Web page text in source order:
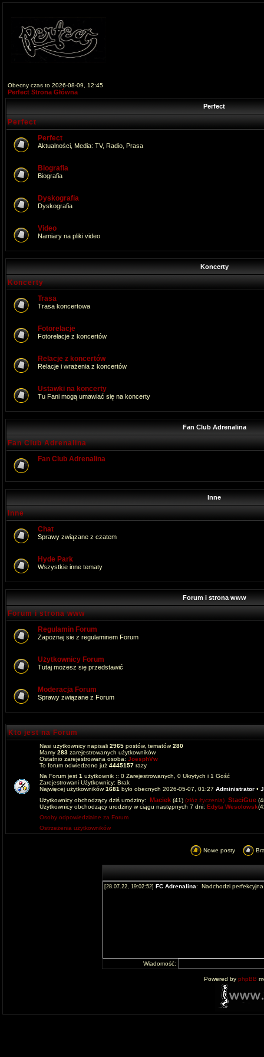
Obecny czas to 2026-08-09, 12:45
Perfect Strona Główna
Perfect
Perfect
Perfect
Aktualności, Media: TV, Radio, Prasa
Biografia
Biografia
Dyskografia
Dyskografia
Video
Namiary na pliki video
Koncerty
Koncerty
Trasa
Trasa koncertowa
Fotorelacje
Fotorelacje z koncertów
Relacje z koncertów
Relacje i wrażenia z koncertów
Ustawki na koncerty
Tu Fani mogą umawiać się na koncerty
Fan Club Adrenalina
Fan Club Adrenalina
Fan Club Adrenalina
Inne
Inne
Chat
Sprawy związane z czatem
Hyde Park
Wszystkie inne tematy
Forum i strona www
Forum i strona www
Regulamin Forum
Zapoznaj sie z regulaminem Forum
Użytkownicy Forum
Tutaj możesz się przedstawić
Moderacja Forum
Sprawy związane z Forum
Kto jest na Forum
Nasi użytkownicy napisali 2965 postów, tematów280
Mamy 283 zarejestrowanych użytkowników
Ostatnio zarejestrowana osoba: JoesphVw
To forum odwiedzono już 4445157 razy
Na Forum jest 1 użytkownik :: 0 Zarejestrowanych, 0 Ukrytych i 1 Gość
Zarejestrowani Użytkownicy: Brak
Najwięcej użytkowników1681 było obecnych 2026-05-07, 01:27 Administrator •
Użytkownicy obchodzący dziś urodziny: Maciek (41) (złóż życzenia) StaciGue
Użytkownicy obchodzący urodziny w ciągu następnych 7 dni: Edyta Wesolowsk
Osoby odpowiedzialne za Forum
Ostrzeżenia użytkowników
Nowe posty
Wiadomość:
Powered by phpBB